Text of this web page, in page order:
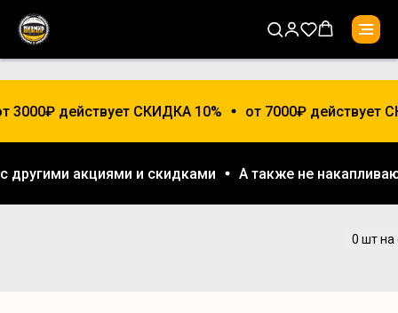
3000₽ действует СКИДКА 10% от 7000₽ действует
другими акциями и скидками А также не